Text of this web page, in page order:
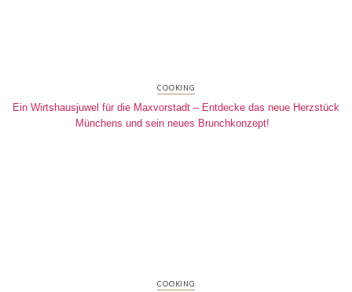
COOKING
Ein Wirtshausjuwel für die Maxvorstadt – Entdecke das neue Herzstück
Münchens und sein neues Brunchkonzept!
COOKING